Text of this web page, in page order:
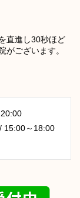
直進し30秒ほど
がございます。
15:00～18:00